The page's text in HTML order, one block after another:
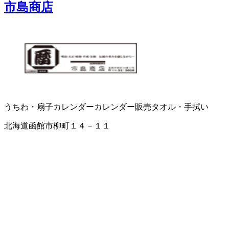
市島商店
うちわ・扇子カレンダーカレンダー販売タオル・手拭い
北海道函館市柳町１４－１１